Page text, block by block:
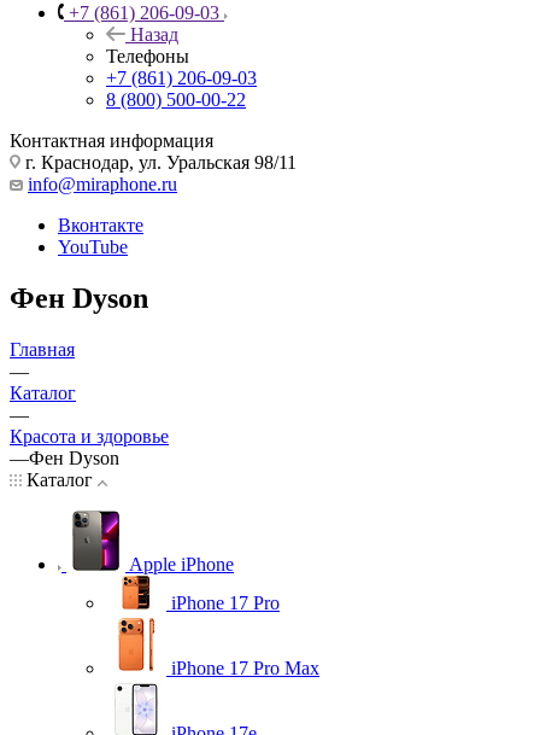
+7 (861) 206-09-03
Назад
Телефоны
+7 (861) 206-09-03
8 (800) 500-00-22
Контактная информация
г. Краснодар, ул. Уральская 98/11
info@miraphone.ru
Вконтакте
YouTube
Фен Dyson
Главная
—
Каталог
—
Красота и здоровье
—Фен Dyson
Каталог
Apple iPhone
iPhone 17 Pro
iPhone 17 Pro Max